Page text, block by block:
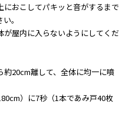
おこしてパキッと音がするまで
。
屋内に入らないようにしてくだ
20cm離して、全体に均一に噴
）に7秒（1本であみ戸40枚